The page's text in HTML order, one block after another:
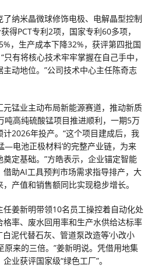
纳米晶微球修饰电极、电解晶型控制
得PCT专利2项，国家专利60多项，
，生产成本下降32%，获评第四批国
只有将核心技术牢牢掌握在自己手中，
动地位。”公司技术中心主任陈奇志
锰业主动布局新能源赛道，推动新质
吨高纯硫酸锰项目推进顺利，一期5万
2026年投产。“这个项目建成后，我
—电池正极材料’的完整产业链，为来
定基础。”方皓表示，企业锚定智能
助AI工具预判市场需求指导排产，大
产值和销售额同比实现稳步增长。
姜新明带领10名员工操控着自动化处
率、废水回用率和生产水供给达标率
泥代替石灰、管道泵改造等‘小改小
原来的三倍。”姜新明说。凭借用地集
业获评国家级“绿色工厂”。